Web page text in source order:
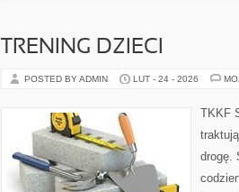
TRENING DZIECI
POSTED BY ADMIN LUT - 24 - 2026
TKKF
drogę.